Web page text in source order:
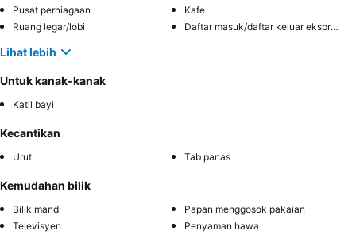
Pusat perniagaan
Kafe
Ruang legar/lobi
Daftar masuk/daftar keluar ekspres
Lihat lebih
Untuk kanak-kanak
Katil bayi
Kecantikan
Urut Tab panas
Kemudahan bilik
Bilik mandi
Papan menggosok pakaian
Televisyen
Penyaman hawa